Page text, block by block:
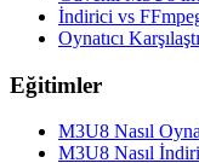
İndirici vs
Oynatıcı
Eğitimler
M3U8 Nasıl
M3U8 Nasıl